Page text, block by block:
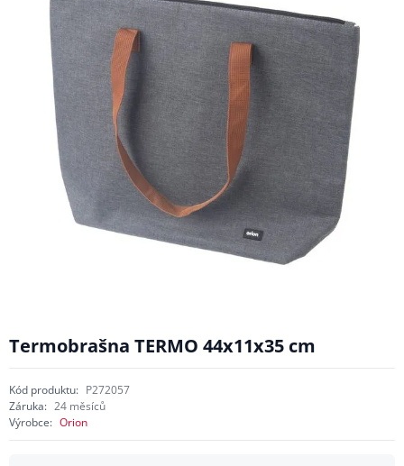
Termobrašna TERMO 44x11x35 cm
Kód produktu: P272057
Záruka: 24 měsíců
Výrobce: Orion